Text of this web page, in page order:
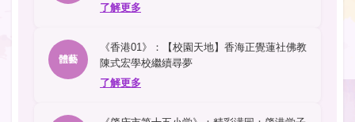
了解更多
體藝
《香港01》：【校園天地】香海正覺蓮社佛教
陳式宏學校繼續尋夢
了解更多